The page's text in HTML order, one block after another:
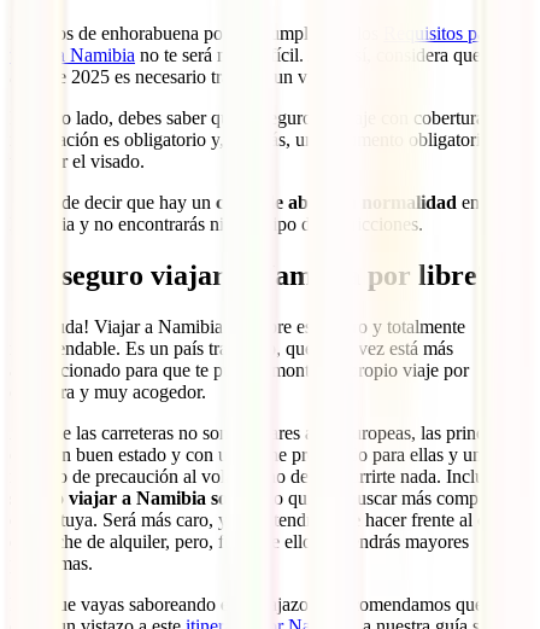
Estamos de enhorabuena porque cumplir con los
Requisitos para
viajar a Namibia no te será muy difícil. Aun así, considera que desde
abril de 2025 es necesario tramitar un visado.
Por otro lado, debes saber que el seguro de viaje con coberturas de
repatriación es obligatorio y, además, un documento obligatorio para
tramitar el visado.
Se puede decir que hay un clima de absoluta normalidad en
Namibia y no encontrarás ningún tipo de restricciones.
¿Es seguro viajar a Namibia por libre?
¡Sin duda! Viajar a Namibia por libre es seguro y totalmente
recomendable. Es un país tranquilo, que cada vez está más
acondicionado para que te puedas montar tu propio viaje por
carretera y muy acogedor.
Aunque las carreteras no son similares a las europeas, las principales
están en buen estado y con un coche preparado para ellas y un
mínimo de precaución al volante, no debe ocurrirte nada. Incluso
seguro viajar a Namibia solo
si no quieres buscar más compañía
que la tuya. Será más caro, ya que tendrás que hacer frente al coste
del coche de alquiler, pero, fuera de ello, no tendrás mayores
problemas.
Para que vayas saboreando este viajazo, te recomendamos que le